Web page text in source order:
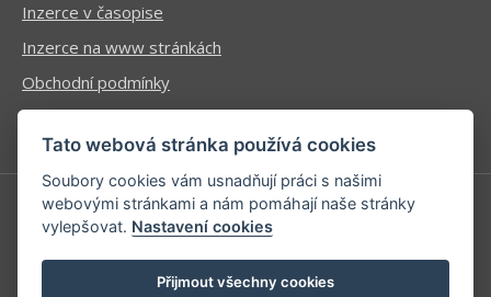
Inzerce v časopise
Inzerce na www stránkách
Obchodní podmínky
Ochrana osobních údajů
Příhlášení | Registrace
Kontaktní informace
Tato webová stránka používá cookies
Soubory cookies vám usnadňují práci s našimi
webovými stránkami a nám pomáhají naše stránky
vylepšovat. Nastavení cookies
Přijmout všechny cookies